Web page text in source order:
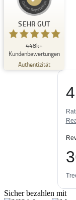
SEHR GUT
448k+
Kundenbewertungen
Authentizität
Kundenbewertungen
SEHR GUT
4,84
/
5,00
Blick aufs
Sicher bezahlen mit